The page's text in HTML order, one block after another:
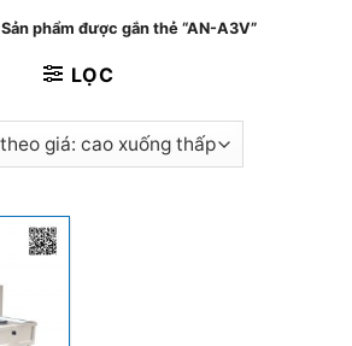
Sản phẩm được gắn thẻ “AN-A3V”
LỌC